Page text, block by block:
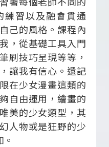
練習以及融會貫通
己的風格。課程內
，從基礎工具入門
刷技巧呈現等等，
讓我有信心。還記
在少女漫畫這類的
自由運用，繪畫的
美的少女類型，其
人物或是狂野的少